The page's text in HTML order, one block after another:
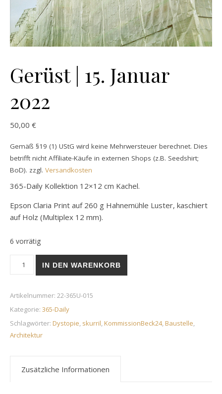
Gerüst | 15. Januar
2022
50,00 €
Gemäß §19 (1) UStG wird keine Mehrwersteuer berechnet. Dies
betrifft nicht Affiliate-Käufe in externen Shops (z.B. Seedshirt;
BoD). zzgl. Versandkosten
365-Daily Kollektion 12×12 cm Kachel.
Epson Claria Print auf 260 g Hahnemühle Luster, kaschiert
auf Holz (Multiplex 12 mm).
6 vorrätig
Gerüst | 15. Januar 2022 Menge
IN DEN WARENKORB
Artikelnummer: 22-365U-015
Kategorie: 365-Daily
Schlagwörter: Dystopie, skurril,KommissionBeck24,Baustelle,
Architektur
Zusätzliche Informationen